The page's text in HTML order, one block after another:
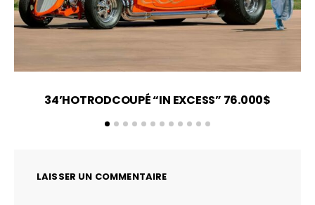
34’HOTRODCOUPÉ “IN EXCESS” 76.000$
LAISSER UN COMMENTAIRE